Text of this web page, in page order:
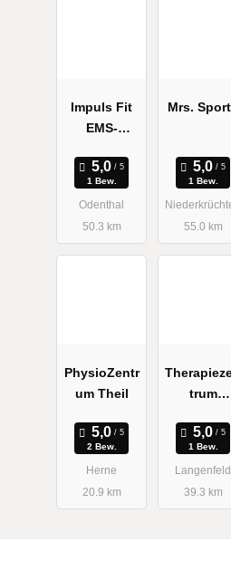
Impuls Fit
EMS-
1 Bew.
Odenthal
50.3 km
Mrs.
1 Bew.
55.0 km
PhysioZentr
um Theil
2 Bew.
Herne
20.9 km
trum
Göddertz
1 Bew.
Langenfeld
39.3 km